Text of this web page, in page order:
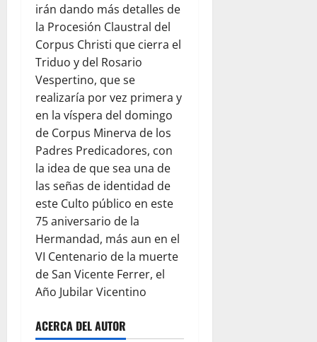
irán dando más detalles de
la Procesión Claustral del
Corpus Christi que cierra el
Triduo y del Rosario
Vespertino, que se
realizaría por vez primera y
en la víspera del domingo
de Corpus Minerva de los
Padres Predicadores, con
la idea de que sea una de
las señas de identidad de
este Culto público en este
75 aniversario de la
Hermandad, más aun en el
VI Centenario de la muerte
de San Vicente Ferrer, el
Año Jubilar Vicentino
ACERCA DEL AUTOR